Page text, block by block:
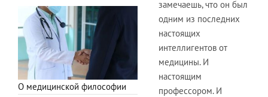
О медицинской философии
замечаешь, что он был
одним из последних
настоящих
интеллигентов от
медицины. И
настоящим
профессором. И